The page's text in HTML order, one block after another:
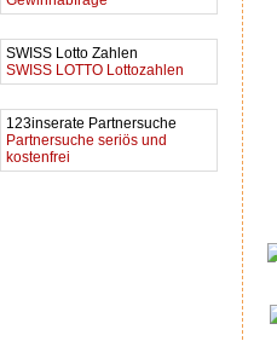
SWISS Lotto Zahlen
SWISS LOTTO Lottozahlen
123inserate Partnersuche
Partnersuche seriös und
kostenfrei